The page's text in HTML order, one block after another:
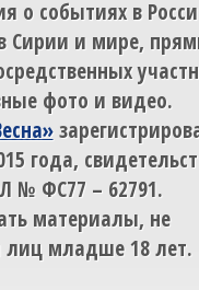
о событиях в
Сирии и мире,
фото и видео.
года,
№ ФС77 – 62791.
материалы, не
лиц младше 18 лет.